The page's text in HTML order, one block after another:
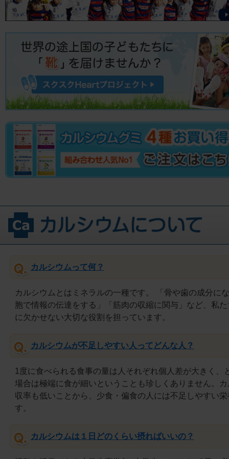
カルシウムって何？
カルシウムとはミネラルの一種です。 「骨や歯の成分に
胞で情報の伝達をする」「筋肉の収縮に関与」など、私
に欠かせない大切な役割を担っています。
カルシウムが不足しやすい人ってどんな人？
1度に食べられる食事の量は人それぞれ個人差が大きく、
場合は極端に食が細いということも珍しくありません。
収率も低いことから、少食・偏食の人には不足しやすい
す。
カルシウムは１日どのくらい摂ればいいの？